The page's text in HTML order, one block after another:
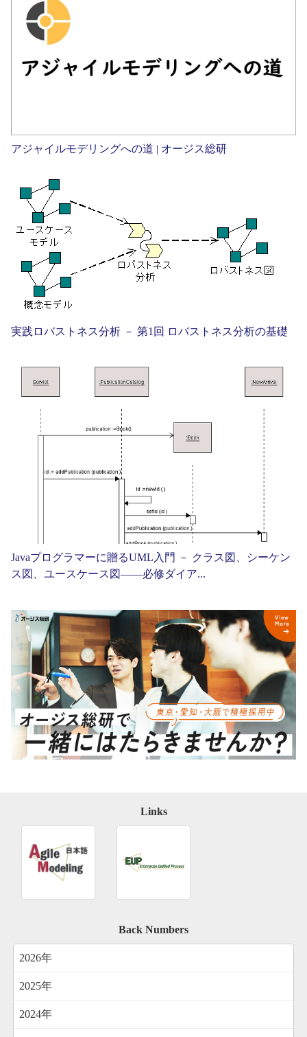
アジャイルモデリングへの道 | オージス総研
実践ロバストネス分析 － 第1回 ロバストネス分析の基礎
Javaプログラマーに贈るUML入門 － クラス図、シーケン
ス図、ユースケース図——必修ダイア...
Links
Back Numbers
2026年
2025年
2024年